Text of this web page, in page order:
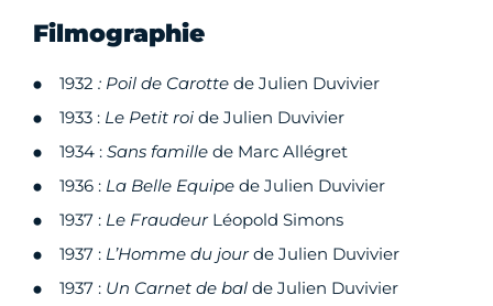
Filmographie
1932 : Poil de Carotte de Julien Duvivier
1933 : Le Petit roi de Julien Duvivier
1934 : Sans famille de Marc Allégret
1936 : La Belle Equipe de Julien Duvivier
1937 : Le FraudeurLéopold Simons
1937 : L’Homme du jourde Julien Duvivier
1937 : Un Carnet de bal de Julien Duvivier